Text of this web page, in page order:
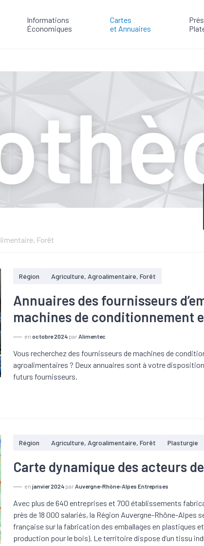
Informations
Économiques
Cartes
et Annuaires
Forêt
Région Agriculture, Agroalimentaire, Forêt
Annuaires des fournisseurs
machines de conditionnement
enoctobre 2024 parAlimentec
Vous recherchez des fournisseurs de machines de
agroalimentaires ? Deux annuaires sont à votre
futurs fournisseurs.
Région Agriculture, Agroalimentaire, Forêt Plasturgie
Carte dynamique des acteurs
enjanvier 2024 parAuvergne-Rhône-Alpes Entreprises
Avec plus de 640 entreprises et 700 établissements
près de 18 000 salariés, la Région Auvergne-Rhône-Alpes
française sur la fabrication des emballages en plastiques
production pour le bois). Le territoire dispose d’un tissu